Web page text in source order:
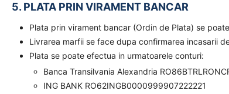
5. PLATA PRIN VIRAMENT BANCAR
Plata prin virament bancar (Ordin de Plata) se
Livrarea marfii se face dupa confirmarea incasarii
Plata se poate efectua in urmatoarele conturi:
Banca Transilvania Alexandria
ING BANK RO62INGB0000999907222221